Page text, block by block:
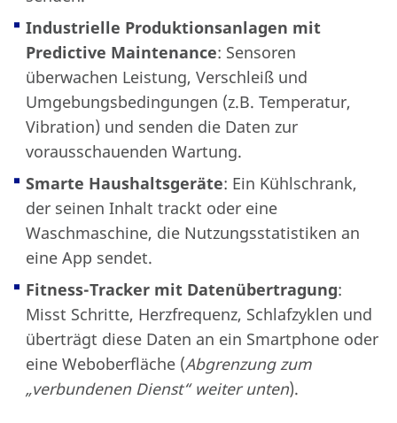
Industrielle Produktionsanlagen mit
Predictive Maintenance: Sensoren
überwachen Leistung, Verschleiß und
Umgebungsbedingungen (z.B. Temperatur,
Vibration) und senden die Daten zur
vorausschauenden Wartung.
Smarte Haushaltsgeräte: Ein Kühlschrank,
der seinen Inhalt trackt oder eine
Waschmaschine, die Nutzungsstatistiken an
eine App sendet.
Fitness-Tracker mit Datenübertragung:
Misst Schritte, Herzfrequenz, Schlafzyklen und
überträgt diese Daten an ein Smartphone oder
eine Weboberfläche (Abgrenzung zum
„verbundenen Dienst“ weiter unten).